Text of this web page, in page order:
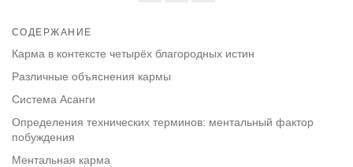
facebook
СОДЕРЖАНИЕ
Карма в контексте четырёх благородных истин
Различные объяснения кармы
Система Асанги
Определения технических терминов: ментальный фактор
побуждения
Ментальная карма